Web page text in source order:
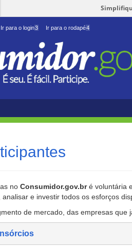
Ir para o login3 Ir para o rodapé4
no Consumidor.gov.bré voluntária
e investir todos os esforços
de mercado, das empresas que